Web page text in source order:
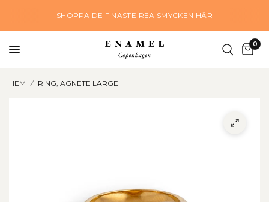
SHOPPA DE FINASTE REA SMYCKEN HÄR
0
HEM / RING, AGNETE LARGE